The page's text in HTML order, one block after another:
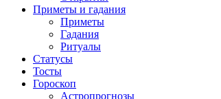
Приметы и гадания
Приметы
Гадания
Ритуалы
Статусы
Тосты
Гороскоп
Астропрогнозы